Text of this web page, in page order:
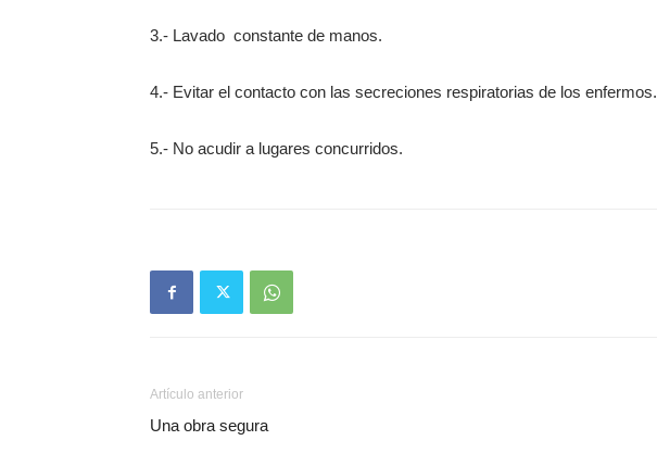
3.- Lavado constante de manos.
4.- Evitar el contacto con las secreciones respiratorias de los enfermos.
5.- No acudir a lugares concurridos.
Artículo anterior
Una obra segura